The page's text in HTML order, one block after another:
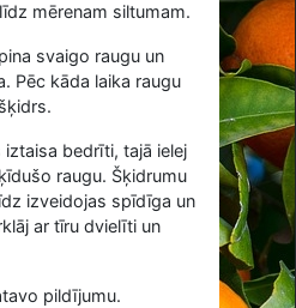
mērenam siltumam.
svaigo raugu un
Pēc kāda laika raugu
iztaisa bedrīti, tajā ielej
raugu. Šķidrumu
izveidojas spīdīga un
ar tīru dvielīti un
pildījumu.